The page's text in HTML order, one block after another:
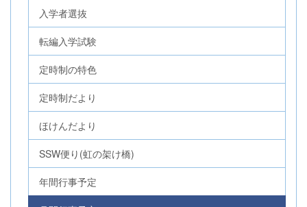
入学者選抜
転編入学試験
定時制の特色
定時制だより
ほけんだより
SSW便り(虹の架け橋)
年間行事予定